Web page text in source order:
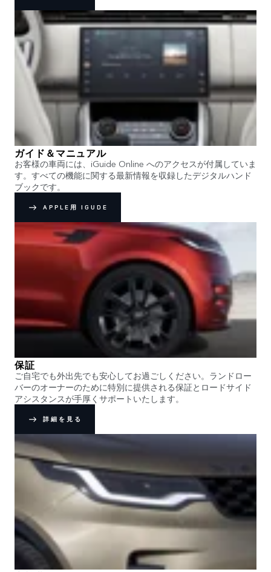
ガイド＆マニュアル
お客様の車両には、iGuide Online へのアクセスが付属していま
す。すべての機能に関する最新情報を収録したデジタルハンド
ブックです。
APPLE用 IGUDE
保証
ご自宅でも外出先でも安心してお過ごしください。ランドロー
バーのオーナーのために特別に提供される保証とロードサイド
アシスタンスが手厚くサポートいたします。
詳細を見る